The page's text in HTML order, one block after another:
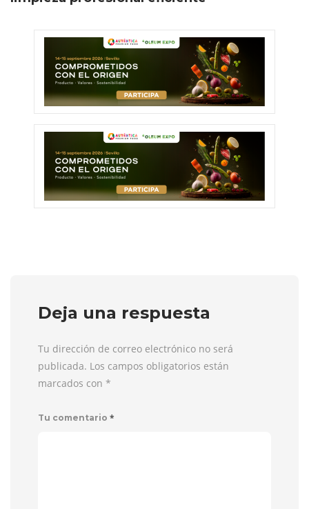
Deja una respuesta
Tu dirección de correo electrónico no será
publicada. Los campos obligatorios están
marcados con *
Tu comentario *